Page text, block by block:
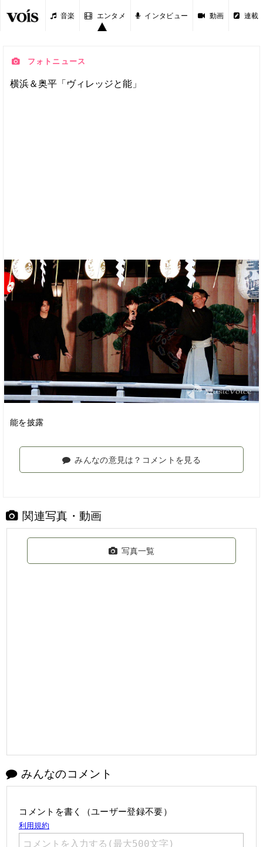
音楽 エンタメ インタビュー 動画 連載
フォトニュース
横浜＆奥平「ヴィレッジと能」
能を披露
みんなの意見は？コメントを見る
関連写真・動画
写真一覧
みんなのコメント
コメントを書く（ユーザー登録不要）